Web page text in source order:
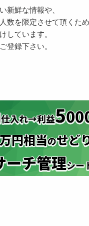
新鮮な情報や、
数を限定させて頂くため
しています。
登録下さい。